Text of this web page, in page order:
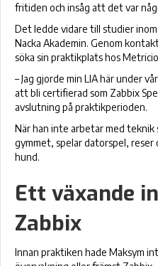
fritiden och insåg att det var
Det ledde vidare till studier
Nacka Akademin. Genom
söka sin praktikplats hos
– Jag gjorde min LIA här under
att bli certifierad som Zabbix
avslutning på praktikperioden.
När han inte arbetar med teknik
gymmet, spelar datorspel, reser
hund.
Ett växande
Zabbix
Innan praktiken hade Maksym